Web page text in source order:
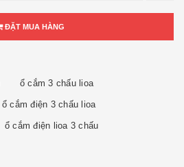
ĐẶT MUA HÀNG
ổ cắm 3 chấu lioa
ổ cắm điện 3 chấu lioa
ổ cắm điện lioa 3 chấu